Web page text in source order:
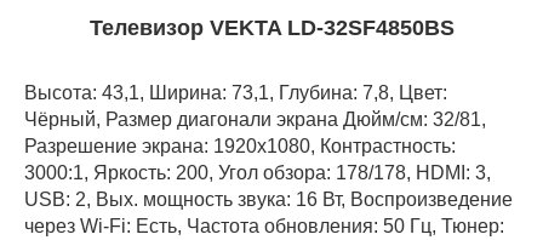
Телевизор VEKTA LD-32SF4850BS
Высота: 43,1, Ширина: 73,1, Глубина: 7,8, Цвет:
Чёрный, Размер диагонали экрана Дюйм/см: 32/81,
Разрешение экрана: 1920x1080, Контрастность:
3000:1, Яркость: 200, Угол обзора: 178/178, HDMI: 3,
USB: 2, Вых. мощность звука: 16 Вт, Воспроизведение
через Wi-Fi: Есть, Частота обновления: 50 Гц, Тюнер: